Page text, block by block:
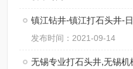
镇江钻井-镇江打石头井-
发布时间：2021-09-14
无锡专业打石头井,无锡机